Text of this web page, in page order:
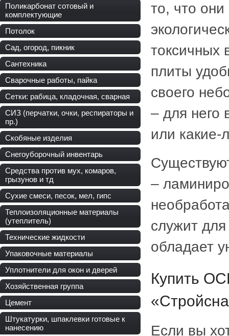
Поликарбонат сотовый и
комплектующие
Потолок
Сад, огород, пикник
Сантехника
Сварочные работы, пайка
Сетки: рабица, кладочная, сварная
СИЗ (перчатки, очки, респираторы и
пр.)
Скобяные изделия
Снегоуборочный инвентарь
Средства против мух, комаров,
грызунов и тд
Сухие смеси, песок, мел, гипс
Теплоизоляционные материалы
(утеплитель)
Технические жидкости
Упаковочные материалы
Уплотнители для окон и дверей
Хозяйственная группа
Цемент
Штукатурки, шпаклевки готовые к
нанесению
то, что они
токсичных
плиты
своего
– для него
или
–
служит
обладает
Купить
Если вы